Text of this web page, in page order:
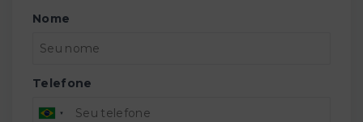
Nome
Telefone